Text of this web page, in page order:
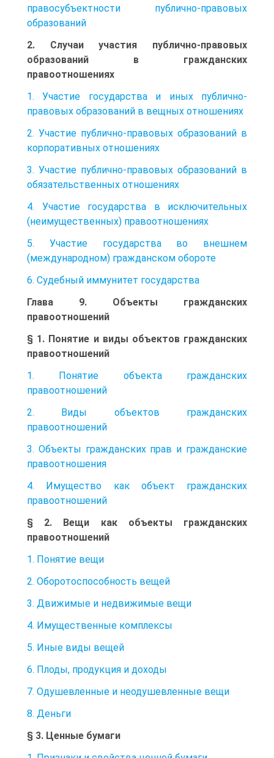
правосубъектности публично-правовых
образований
2. Случаи участия публично-правовых
образований в гражданских
правоотношениях
1. Участие государства и иных публично-
правовых образований в вещных отношениях
2. Участие публично-правовых образований в
корпоративных отношениях
3. Участие публично-правовых образований в
обязательственных отношениях
4. Участие государства в исключительных
(неимущественных) правоотношениях
5. Участие государства во внешнем
(международном) гражданском обороте
6. Судебный иммунитет государства
Глава 9. Объекты гражданских
правоотношений
§ 1. Понятие и виды объектов гражданских
правоотношений
1. Понятие объекта гражданских
правоотношений
2. Виды объектов гражданских
правоотношений
3. Объекты гражданских прав и гражданские
правоотношения
4. Имущество как объект гражданских
правоотношений
§ 2. Вещи как объекты гражданских
правоотношений
1. Понятие вещи
2. Оборотоспособность вещей
3. Движимые и недвижимые вещи
4. Имущественные комплексы
5. Иные виды вещей
6. Плоды, продукция и доходы
7. Одушевленные и неодушевленные вещи
8. Деньги
§ 3. Ценные бумаги